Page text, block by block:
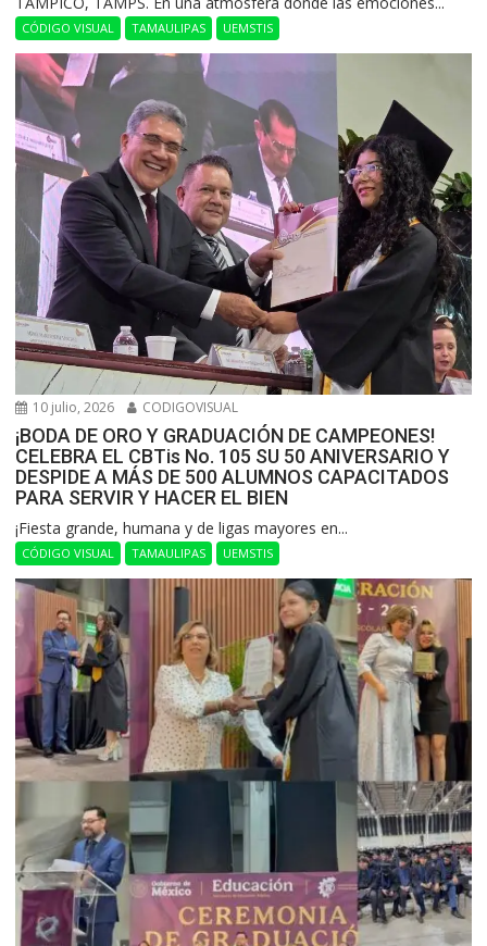
CÓDIGO VISUAL TAMAULIPAS UEMSTIS
10 julio, 2026 CODIGOVISUAL
¡BODA DE ORO Y GRADUACIÓN DE CAMPEONES!
CELEBRA EL CBTis No. 105 SU 50 ANIVERSARIO Y
DESPIDE A MÁS DE 500 ALUMNOS CAPACITADOS
PARA SERVIR Y HACER EL BIEN
​¡Fiesta grande, humana y de ligas mayores en...
CÓDIGO VISUAL TAMAULIPAS UEMSTIS